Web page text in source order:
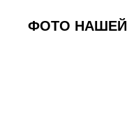
ФОТО НАШЕЙ